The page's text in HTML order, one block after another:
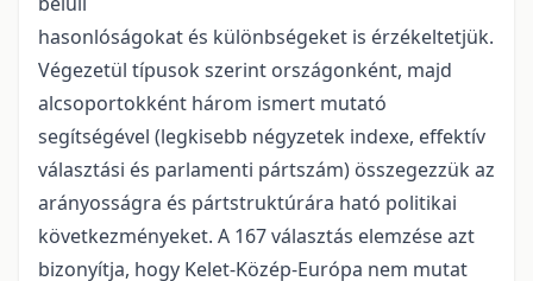
hasonlóságokat és különbségeket is érzékeltetjük.
Végezetül típusok szerint országonként, majd
alcsoportokként három ismert mutató
segítségével (legkisebb négyzetek indexe, effektív
választási és parlamenti pártszám) összegezzük az
arányosságra és pártstruktúrára ható politikai
következményeket. A 167 választás elemzése azt
bizonyítja, hogy Kelet-Közép-Európa nem mutat